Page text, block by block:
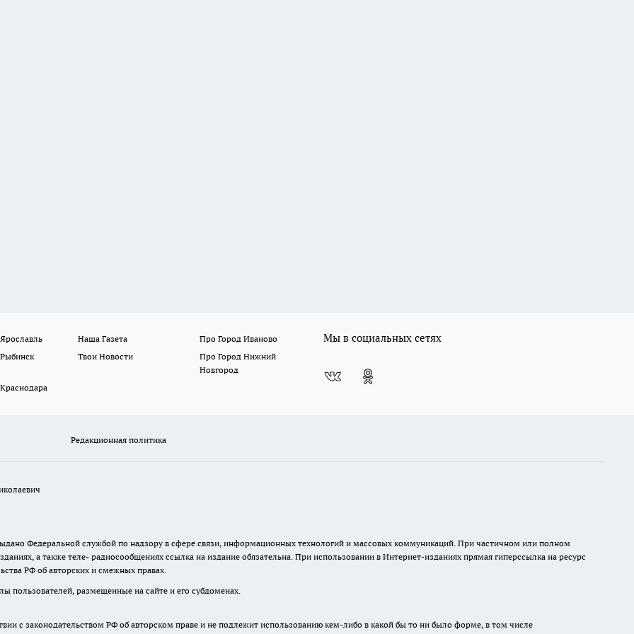
Наша Газета
Про Город Иваново
Твои Новости
Про Город Нижний
Новгород
Мы в социальных сетях
Редакционная политика
Федеральной службой по надзору в сфере связи, информационных технологий и массовых коммуникаций. При частичном или полном
а также теле- радиосообщениях ссылка на издание обязательна. При использовании в Интернет-изданиях прямая гиперссылка на ресурс
РФ об авторских и смежных правах.
пользователей, размещенные на сайте и его субдоменах.
с законодательством РФ об авторском праве и не подлежит использованию кем-либо в какой бы то ни было форме, в том числе